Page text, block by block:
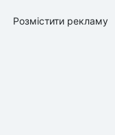
Розмістити рекламу